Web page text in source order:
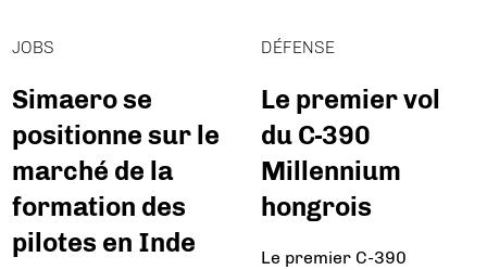
JOBS
Simaero se
positionne sur le
marché de la
formation des
pilotes en Inde
DÉFENSE
Le premier vol
du C-390
Millennium
hongrois
Le premier C-390